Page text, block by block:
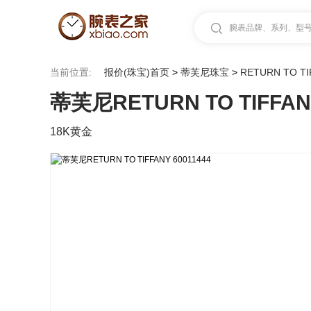
腕表品牌、系列、型
当前位置: 报价(珠宝)首页 > 蒂芙尼珠宝 > RETURN TO
蒂芙尼RETURN TO
18K黄金